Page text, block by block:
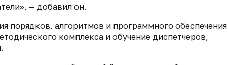
— добавил он.
порядков, алгоритмов и программного обеспечения
комплекса и обучение диспетчеров,